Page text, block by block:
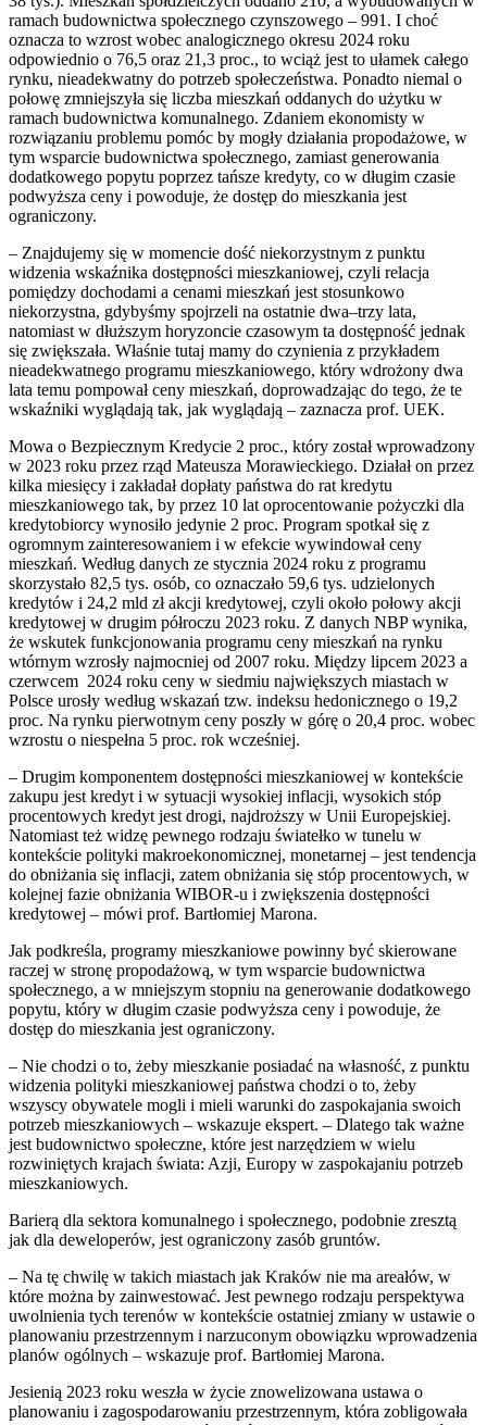
ramach budownictwa społecznego czynszowego – 991. I choć
oznacza to wzrost wobec analogicznego okresu 2024 roku
odpowiednio o 76,5 oraz 21,3 proc., to wciąż jest to ułamek całego
rynku, nieadekwatny do potrzeb społeczeństwa. Ponadto niemal o
połowę zmniejszyła się liczba mieszkań oddanych do użytku w
ramach budownictwa komunalnego. Zdaniem ekonomisty w
rozwiązaniu problemu pomóc by mogły działania propodażowe, w
tym wsparcie budownictwa społecznego, zamiast generowania
dodatkowego popytu poprzez tańsze kredyty, co w długim czasie
podwyższa ceny i powoduje, że dostęp do mieszkania jest
ograniczony.
– Znajdujemy się w momencie dość niekorzystnym z punktu
widzenia wskaźnika dostępności mieszkaniowej, czyli relacja
pomiędzy dochodami a cenami mieszkań jest stosunkowo
niekorzystna, gdybyśmy spojrzeli na ostatnie dwa–trzy lata,
natomiast w dłuższym horyzoncie czasowym ta dostępność jednak
się zwiększała. Właśnie tutaj mamy do czynienia z przykładem
nieadekwatnego programu mieszkaniowego, który wdrożony dwa
lata temu pompował ceny mieszkań, doprowadzając do tego, że te
wskaźniki wyglądają tak, jak wyglądają – zaznacza prof. UEK.
Mowa o Bezpiecznym Kredycie 2 proc., który został wprowadzony
w 2023 roku przez rząd Mateusza Morawieckiego. Działał on przez
kilka miesięcy i zakładał dopłaty państwa do rat kredytu
mieszkaniowego tak, by przez 10 lat oprocentowanie pożyczki dla
kredytobiorcy wynosiło jedynie 2 proc. Program spotkał się z
ogromnym zainteresowaniem i w efekcie wywindował ceny
mieszkań. Według danych ze stycznia 2024 roku z programu
skorzystało 82,5 tys. osób, co oznaczało 59,6 tys. udzielonych
kredytów i 24,2 mld zł akcji kredytowej, czyli około połowy akcji
kredytowej w drugim półroczu 2023 roku. Z danych NBP wynika,
że wskutek funkcjonowania programu ceny mieszkań na rynku
wtórnym wzrosły najmocniej od 2007 roku. Między lipcem 2023 a
czerwcem 2024 roku ceny w siedmiu największych miastach w
Polsce urosły według wskazań tzw. indeksu hedonicznego o 19,2
proc. Na rynku pierwotnym ceny poszły w górę o 20,4 proc. wobec
wzrostu o niespełna 5 proc. rok wcześniej.
– Drugim komponentem dostępności mieszkaniowej w kontekście
zakupu jest kredyt i w sytuacji wysokiej inflacji, wysokich stóp
procentowych kredyt jest drogi, najdroższy w Unii Europejskiej.
Natomiast też widzę pewnego rodzaju światełko w tunelu w
kontekście polityki makroekonomicznej, monetarnej – jest tendencja
do obniżania się inflacji, zatem obniżania się stóp procentowych, w
kolejnej fazie obniżania WIBOR-u i zwiększenia dostępności
kredytowej – mówi prof. Bartłomiej Marona.
Jak podkreśla, programy mieszkaniowe powinny być skierowane
raczej w stronę propodażową, w tym wsparcie budownictwa
społecznego, a w mniejszym stopniu na generowanie dodatkowego
popytu, który w długim czasie podwyższa ceny i powoduje, że
dostęp do mieszkania jest ograniczony.
– Nie chodzi o to, żeby mieszkanie posiadać na własność, z punktu
widzenia polityki mieszkaniowej państwa chodzi o to, żeby
wszyscy obywatele mogli i mieli warunki do zaspokajania swoich
potrzeb mieszkaniowych – wskazuje ekspert. – Dlatego tak ważne
jest budownictwo społeczne, które jest narzędziem w wielu
rozwiniętych krajach świata: Azji, Europy w zaspokajaniu potrzeb
mieszkaniowych.
Barierą dla sektora komunalnego i społecznego, podobnie zresztą
jak dla deweloperów, jest ograniczony zasób gruntów.
– Na tę chwilę w takich miastach jak Kraków nie ma areałów, w
które można by zainwestować. Jest pewnego rodzaju perspektywa
uwolnienia tych terenów w kontekście ostatniej zmiany w ustawie o
planowaniu przestrzennym i narzuconym obowiązku wprowadzenia
planów ogólnych – wskazuje prof. Bartłomiej Marona.
Jesienią 2023 roku weszła w życie znowelizowana ustawa o
planowaniu i zagospodarowaniu przestrzennym, która zobligowała